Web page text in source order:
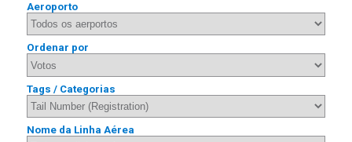
Aeroporto
Ordenar por
Tags / Categorias
Nome da Linha Aérea